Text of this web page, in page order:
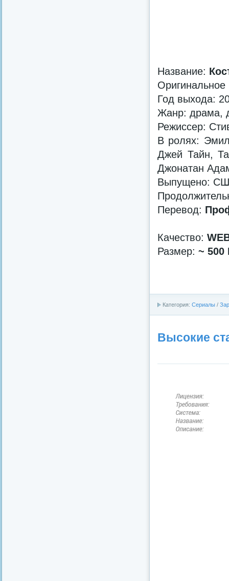
Название:
Год выхода:
Жанр: драма,
Режиссер:
В ролях:
Джей Тайн,
Джонатан
Выпущено:
Перевод:
Качество:
Размер: ~ 500
Категория: Сериалы /
Высокие